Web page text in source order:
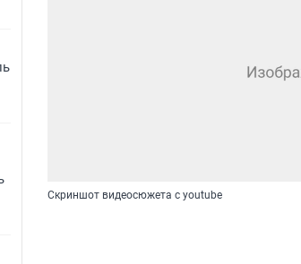
Скриншот видеосюжета с youtube